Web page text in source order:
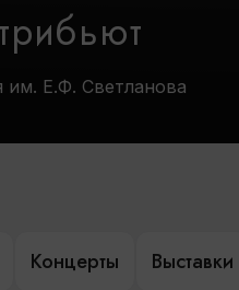
им. Е.Ф. Светланова
Концерты Выставки